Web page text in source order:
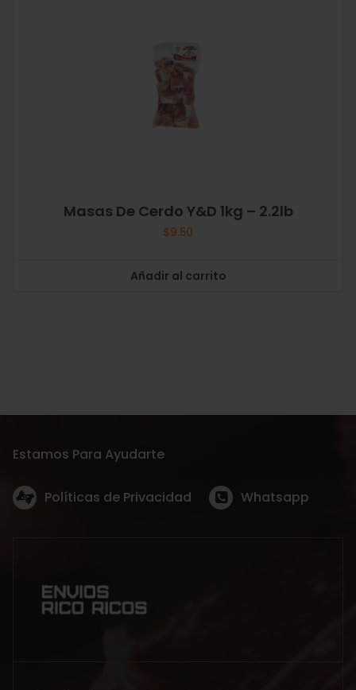
Masas De Cerdo Y&D 1kg – 2.2lb
$9.50
Añadir al carrito
Estamos Para Ayudarte
Políticas de Privacidad Whatsapp